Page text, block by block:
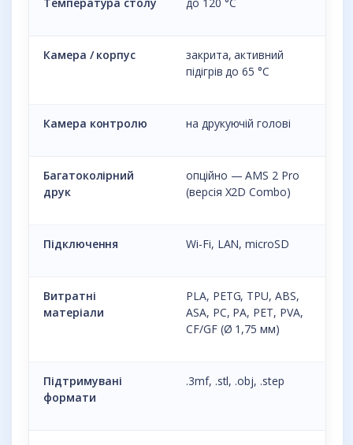
Камера / корпус
закрита, активний
підігрів до 65 °C
Камера контролю на друкуючій голові
Багатоколірний
друк
опційно — AMS 2 Pro
(версія X2D Combo)
Підключення Wi-Fi, LAN, microSD
Витратні
матеріали
PLA, PETG, TPU, ABS,
ASA, PC, PA, PET, PVA,
CF/GF (Ø 1,75 мм)
Підтримувані
формати
.3mf, .stl, .obj, .step